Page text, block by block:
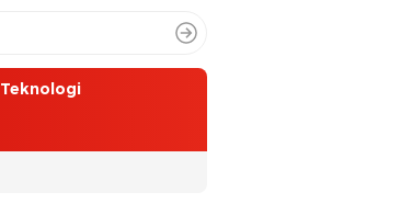
Teknologi